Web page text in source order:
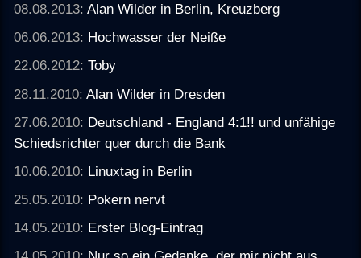
08.08.2013:Alan Wilder in Berlin, Kreuzberg
06.06.2013: Hochwasser der Neiße
22.06.2012:Toby
28.11.2010:Alan Wilder in Dresden
27.06.2010: Deutschland - England 4:1!! und unfähige
Schiedsrichter quer durch die Bank
10.06.2010: Linuxtag in Berlin
25.05.2010: Pokern nervt
14.05.2010: Erster Blog-Eintrag